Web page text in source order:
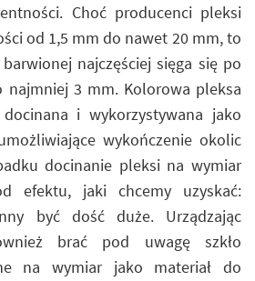
Choć producenci pleksi
od 1,5 mm do nawet 20 mm, to
najczęściej sięga się po
najmniej 3 mm. Kolorowa pleksa
i wykorzystywana jako
wykończenie okolic
docinanie pleksi na wymiar
efektu, jaki chcemy uzyskać:
być dość duże. Urządzając
brać pod uwagę szkło
na wymiar jako materiał do